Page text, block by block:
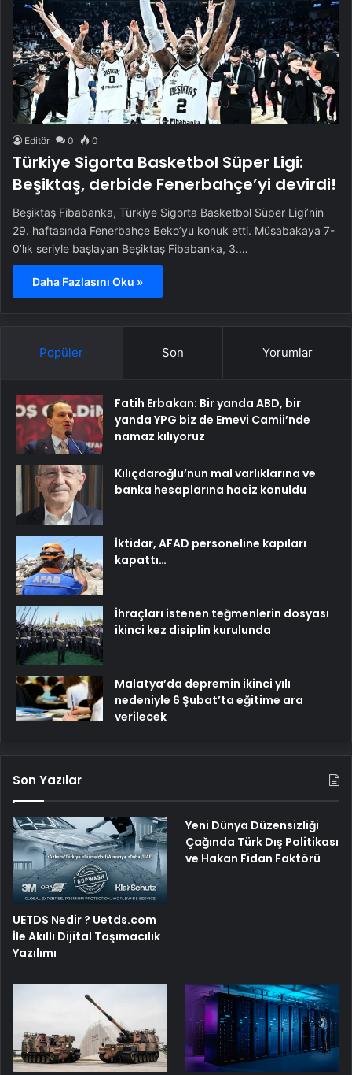
Editör 0 0
Türkiye Sigorta Basketbol Süper Ligi:
Beşiktaş, derbide Fenerbahçe’yi devirdi!
Beşiktaş Fibabanka, Türkiye Sigorta Basketbol Süper Ligi’nin
29. haftasında Fenerbahçe Beko’yu konuk etti. Müsabakaya 7-
0’lık seriyle başlayan Beşiktaş Fibabanka, 3.…
Daha Fazlasını Oku »
Popüler Son Yorumlar
Fatih Erbakan: Bir yanda ABD, bir
yanda YPG biz de Emevi Camii’nde
namaz kılıyoruz
Kılıçdaroğlu’nun mal varlıklarına ve
banka hesaplarına haciz konuldu
İktidar, AFAD personeline kapıları
kapattı…
İhraçları istenen teğmenlerin dosyası
ikinci kez disiplin kurulunda
Malatya’da depremin ikinci yılı
nedeniyle 6 Şubat’ta eğitime ara
verilecek
Son Yazılar
UETDS Nedir ? Uetds.com
İle Akıllı Dijital Taşımacılık
Yazılımı
Yeni Dünya Düzensizliği
Çağında Türk Dış Politikası
ve Hakan Fidan Faktörü